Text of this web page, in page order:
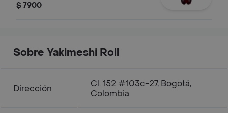
$ 7900
Sobre Yakimeshi Roll
Dirección
Cl. 152 #103c-27, Bogotá,
Colombia